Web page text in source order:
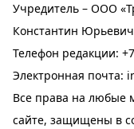
Учредитель – ООО
Константин Юрьевич
Телефон редакции:
Электронная почта:
Все права на любые
сайте, защищены в